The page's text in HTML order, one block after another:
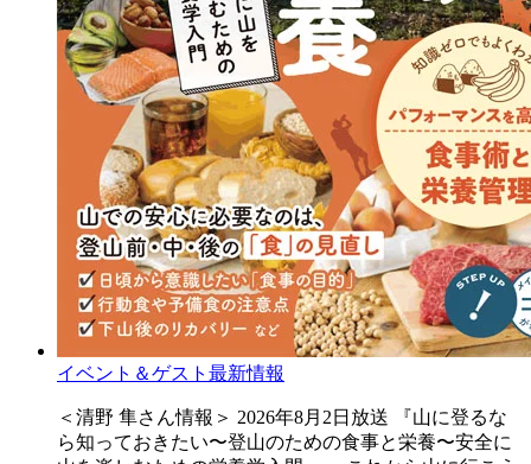
イベント＆ゲスト最新情報
＜清野 隼さん情報＞ 2026年8月2日放送 『山に登るな
ら知っておきたい〜登山のための食事と栄養〜安全に